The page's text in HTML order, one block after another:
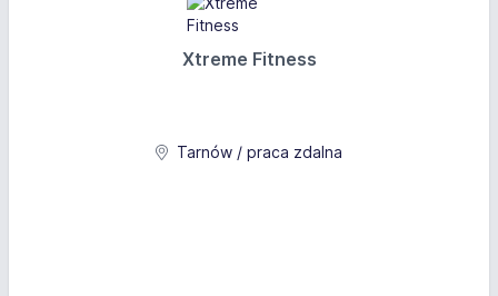
Xtreme Fitness
Tarnów / praca zdalna